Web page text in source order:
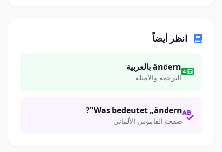
انظر أيضاً
ändern بالعربية
الترجمة والأمثلة
Was bedeutet „ändern"?
صفحة القاموس الألماني